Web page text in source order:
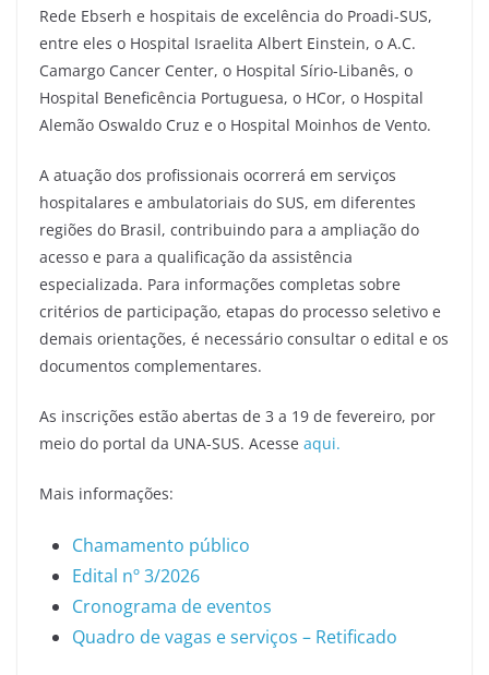
Rede Ebserh e hospitais de excelência do Proadi-SUS,
entre eles o Hospital Israelita Albert Einstein, o A.C.
Camargo Cancer Center, o Hospital Sírio-Libanês, o
Hospital Beneficência Portuguesa, o HCor, o Hospital
Alemão Oswaldo Cruz e o Hospital Moinhos de Vento.
A atuação dos profissionais ocorrerá em serviços
hospitalares e ambulatoriais do SUS, em diferentes
regiões do Brasil, contribuindo para a ampliação do
acesso e para a qualificação da assistência
especializada. Para informações completas sobre
critérios de participação, etapas do processo seletivo e
demais orientações, é necessário consultar o edital e os
documentos complementares.
As inscrições estão abertas de 3 a 19 de fevereiro, por
meio do portal da UNA-SUS. Acesse aqui.
Mais informações:
Chamamento público
Edital nº 3/2026
Cronograma de eventos
Quadro de vagas e serviços – Retificado